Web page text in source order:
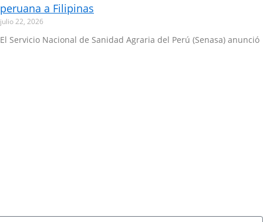
peruana a Filipinas
julio 22, 2026
El Servicio Nacional de Sanidad Agraria del Perú (Senasa) anunció